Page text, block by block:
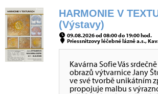
HARMONIE V
(Výstavy)
09.08.2026 od 08:00 do 19:00 hod.
Priessnitzovy léčebné lázně a.s.,
Kavárna Sofie Vás
obrazů výtvarnice Jany
ve své tvorbě unikátním
propojuje malbu s